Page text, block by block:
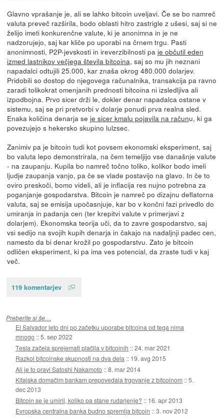
Glavno vprašanje je, ali se lahko bitcoin uveljavi. Če se bo namreč
valuta preveč razširila, bodo oblasti hitro zastrigle z ušesi, saj si ne
želijo imeti konkurenčne valute, ki je anonimna in je ne
nadzorujejo, saj kar kliče po uporabi na črnem trgu. Pasti
anonimnosti, P2P-jevskosti in ireverzibilnosti pa je občutil eden
izmed lastnikov večjega števila bitcoina, saj so mu jih neznani
napadalci odtujili 25.000, kar znaša okrog 480.000 dolarjev.
Pridobili so dostop do njegovega računalnika, transakcija pa ravno
zaradi tolikokrat omenjanih prednosti bitcoina ni izsledljiva ali
izpodbojna. Prvo sicer drži le, dokler denar napadalca ostane v
sistemu, saj se pri pretvorbi v dolarje ponudi prva realna sled.
Enaka količina denarja se je sicer kmalu pojavila na računu, ki ga
povezujejo s hekersko skupino lulzsec.
Zanimiv pa je bitcoin tudi kot povsem ekonomski eksperiment, saj
bo valuta lepo demonstrirala, na čem temeljijo vse današnje valute
- na zaupanju. Kupila bo namreč točno toliko, kolikor bodo imeli
ljudje zaupanja vanjo, pa če se vlade postavijo na glavo. In če to
oviro preskoči, bomo videli, ali je inflacija res nujno potrebna za
poganjanje gospodarstva. Bitcoin je namreč po dizajnu deflatorna
valuta, saj se emisija upočasnjuje, kar bo v končni fazi privedlo do
umiranja in padanja cen (ter krepitvi valute v primerjavi z
dolarjem). Ekonomska teorija uči, da to zavre gospodarstvo, saj
vsi sedijo na svojih kupih denarja in čakajo na nadaljnji padec cen,
namesto da bi denar krožil po gospodarstvu. Zato je bitcoin
odličen eksperiment, ki pa ima ves potencial, da zraste tudi v kaj
več.
119 komentarjev
Preberite si še…
El Salvador leto dni po začetku uporabe bitcoina od tega nima
mnogo ::5. sep 2022
Tesla začela sprejemati plačila v bitcoinih ::24. mar 2021
Razkol bitcoinske skupnosti na dva dela :: 19. avg 2015
Ali je to pravi Satoshi Nakamoto ::8. mar 2014
Kitajska domačim bankam prepovedala trgovanje z bitcoinom ::5.
dec 2013
Bitcoin se je umiril, koliko pa stane rudarjenje? :: 16. apr 2013
Evropska centralna banka budno spremlja bitcoin ::3. nov 2012